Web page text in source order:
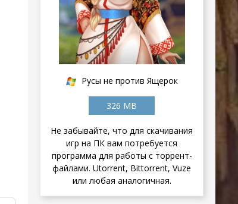
Русы не против Ящерок
326 MB
Не забывайте, что для скачивания
игр на ПК вам потребуется
программа для работы с торрент-
файлами. Utorrent, Bittorrent, Vuze
или любая аналогичная.